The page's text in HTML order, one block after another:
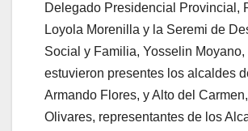
Delegado Presidencial Provincial,
Loyola Morenilla y la Seremi de
Social y Familia, Yosselin Moyano,
estuvieron presentes los alcaldes
Armando Flores, y Alto del
Olivares, representantes de los